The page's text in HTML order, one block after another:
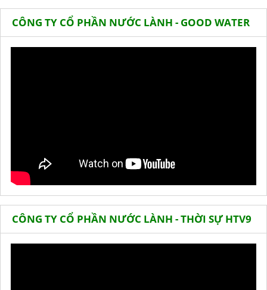
CÔNG TY CỔ PHẦN NƯỚC LÀNH - GOOD WATER
CÔNG TY CỔ PHẦN NƯỚC LÀNH - THỜI SỰ HTV9